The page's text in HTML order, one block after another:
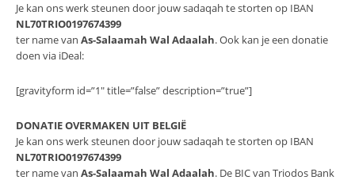
Je kan ons werk steunen door jouw sadaqah te storten op IBAN
NL70TRIO0197674399
ter name van As-Salaamah Wal Adaalah. Ook kan je een donatie
doen via iDeal:
[gravityform id=”1″ title=”false” description=”true”]
DONATIE OVERMAKEN UIT BELGIË
Je kan ons werk steunen door jouw sadaqah te storten op IBAN
NL70TRIO0197674399
ter name van As-Salaamah Wal Adaalah. De BIC van Triodos Bank